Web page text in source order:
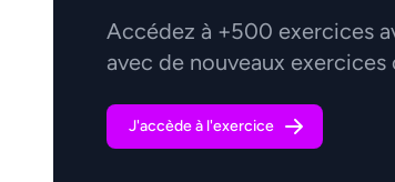
Accédez à +500 exercices
avec de nouveaux exercices
J'accède à l'exercice